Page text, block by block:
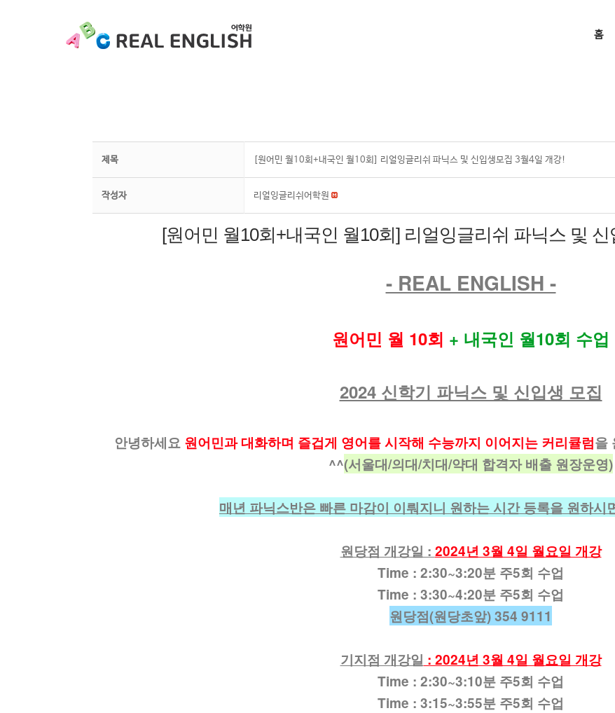
홈
제목 [원어민 월10회+내국인 월10회] 리얼잉글리쉬 파닉스 및 신입생모집 3월4일 개강!
작성자 리얼잉글리쉬어학원
[원어민 월10회+내국인 월10회] 리얼잉글리쉬 파닉스 및
- REAL ENGLISH -
원어민 월 10회 + 내국인 월10회 수업
2024 신학기 파닉스 및 신입생 모집
안녕하세요 원어민과 대화하며 즐겁게 영어를 시작해 수능까지 이어지는 커리큘럼을
^^(서울대/의대/치대/약대 합격자 배출 원장운영)
매년 파닉스반은 빠른 마감이 이뤄지니 원하는 시간 등록을 원하시
원당점 개강일 : 2024년 3월 4일 월요일 개강
Time : 2:30~3:20분 주5회 수업
Time : 3:30~4:20분 주5회 수업
원당점(원당초앞) 354 9111
기지점 개강일 : 2024년 3월 4일 월요일 개강
Time : 2:30~3:10분 주5회 수업
Time : 3:15~3:55분 주5회 수업